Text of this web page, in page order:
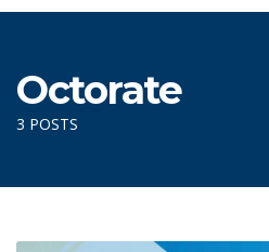
Octorate
3 POSTS